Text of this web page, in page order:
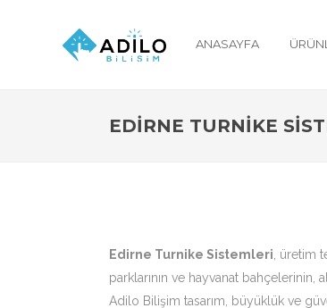
ANASAYFA
EDIRNE TURNIKE
Edirne Turnike Sistemleri , üretim
parklarının ve hayvanat bahçelerinin,
Adilo Bilişim tasarım, büyüklük ve